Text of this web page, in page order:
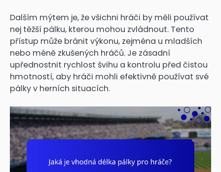
Dalším mýtem je, že všichni hráči by měli používat
nej těžší pálku, kterou mohou zvládnout. Tento
přístup může bránit výkonu, zejména u mladších
nebo méně zkušených hráčů. Je zásadní
upřednostnit rychlost švihu a kontrolu před čistou
hmotností, aby hráči mohli efektivně používat své
pálky v herních situacích.